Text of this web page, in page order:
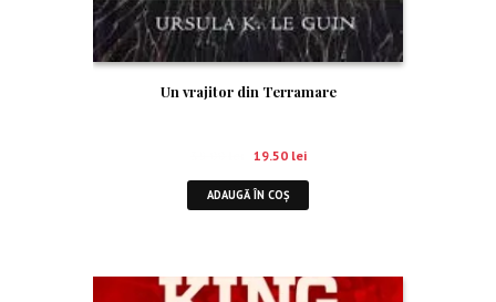
Un vrajitor din Terramare
19.50 lei
ADAUGĂ ÎN COȘ